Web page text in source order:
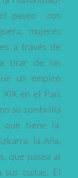
paseo nos
mujeres
a través de
tirar de las
un empleo
en el País
su sombrilla
que tiene la
la Aña,
que pasea al
sus cuitas. El